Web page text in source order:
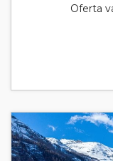
Oferta